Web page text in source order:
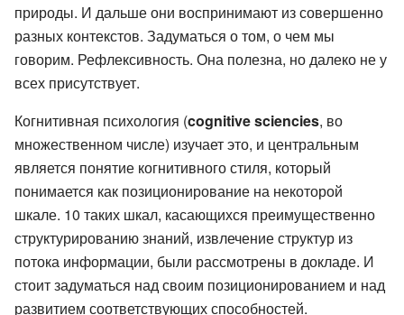
природы. И дальше они воспринимают из совершенно
разных контекстов. Задуматься о том, о чем мы
говорим. Рефлексивность. Она полезна, но далеко не у
всех присутствует.
Когнитивная психология (cognitive sciencies, во
множественном числе) изучает это, и центральным
является понятие когнитивного стиля, который
понимается как позиционирование на некоторой
шкале. 10 таких шкал, касающихся преимущественно
структурированию знаний, извлечение структур из
потока информации, были рассмотрены в докладе. И
стоит задуматься над своим позиционированием и над
развитием соответствующих способностей.